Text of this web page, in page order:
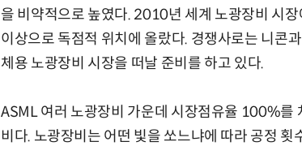
을 비약적으로 높였다. 2010년 세계 노광장비 시
이상으로 독점적 위치에 올랐다. 경쟁사로는 니콘
체용 노광장비 시장을 떠날 준비를 하고 있다.
ASML 여러 노광장비 가운데 시장점유율 100%를
비다. 노광장비는 어떤 빛을 쏘느냐에 따라 공정